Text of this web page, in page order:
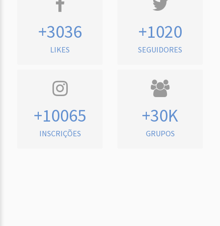
+3036
LIKES
+1020
SEGUIDORES
+10065
INSCRIÇÕES
+30K
GRUPOS